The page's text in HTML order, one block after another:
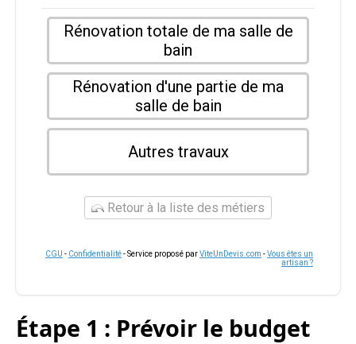
Rénovation totale de ma salle de
bain
Rénovation d'une partie de ma
salle de bain
Autres travaux
Retour à la liste des métiers
CGU - Confidentialité- Service proposé parViteUnDevis.com -Vous êtes un
artisan ?
Étape 1 : Prévoir le budget